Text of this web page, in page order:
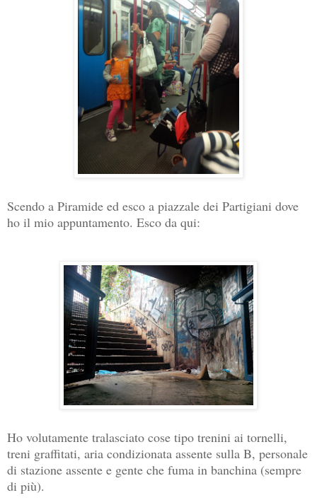
Scendo a Piramide ed esco a piazzale dei Partigiani dove
ho il mio appuntamento. Esco da qui:
Ho volutamente tralasciato cose tipo trenini ai tornelli,
treni graffitati, aria condizionata assente sulla B, personale
di stazione assente e gente che fuma in banchina (sempre
di più).